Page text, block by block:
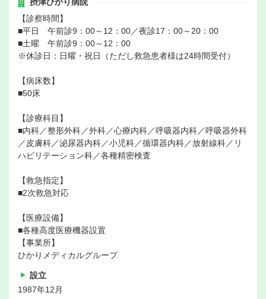
摂津ひかり病院
【診察時間】
■平日 午前診9：00～12：00／夜診17：00～20：00
■土曜 午前診9：00～12：00
※休診日：日曜・祝日（ただし救急患者様は24時間受付）
【病床数】
■50床
【診療科目】
■内科／整形外科／外科／心療内科／呼吸器内科／呼吸器外科
／皮膚科／泌尿器内科／小児科／循環器内科／放射線科／リ
ハビリテーション科／各種精密検査
【救急指定】
■2次救急対応
【医療設備】
■各種高度医療機器設置
【事業所】
ひかりメディカルグループ
設立
1987年12月